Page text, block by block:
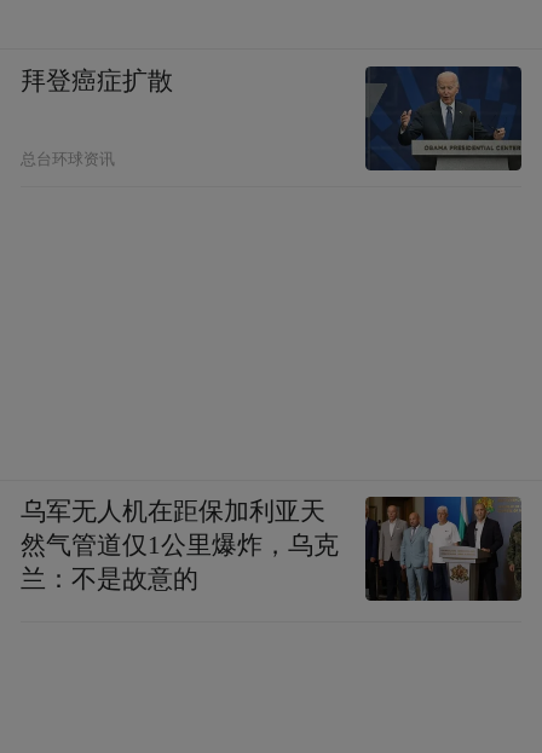
拜登癌症扩散
总台环球资讯
乌军无人机在距保加利亚天
然气管道仅1公里爆炸，乌克
兰：不是故意的